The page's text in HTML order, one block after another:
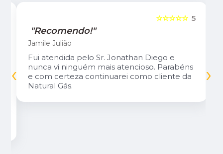
☆☆☆☆☆
"Recomendo!"
Jamile Julião
Fui atendida pelo Sr. Jonathan Diego e nunca
vi ninguém mais atencioso. Parabéns e com
certeza continuarei como cliente da Natural
Gás.
‹ ›